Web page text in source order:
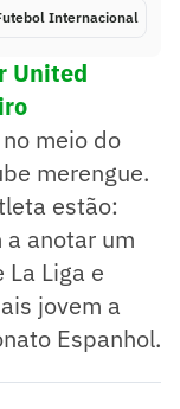
Internacional
United
meio do
merengue.
estão:
anotar um
Liga e
jovem a
Espanhol.